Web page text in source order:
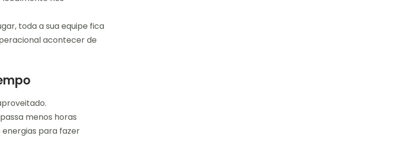
toda a sua equipe fica
acontecer de
menos horas
para fazer